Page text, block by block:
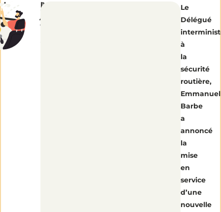
ANTS
par
CER
|Publié
le
Le
Délégué
à
la
sécurité
routière,
Emmanuel
Barbe
a
annoncé
la
mise
en
service
d’une
nouvelle